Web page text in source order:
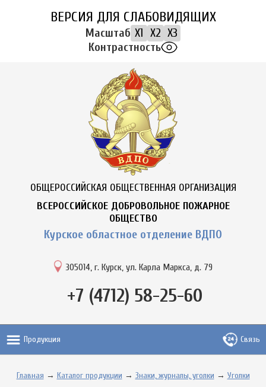
ВЕРСИЯ ДЛЯ СЛАБОВИДЯЩИХ
Масштаб X1 X2 X3
Контрастность
ОБЩЕРОССИЙСКАЯ ОБЩЕСТВЕННАЯ ОРГАНИЗАЦИЯ
ВСЕРОССИЙСКОЕ ДОБРОВОЛЬНОЕ ПОЖАРНОЕ
ОБЩЕСТВО
Курское областное отделение ВДПО
305014, г. Курск, ул. Карла Маркса, д. 79
+7 (4712) 58-25-60
Продукция Связь
Главная → Каталог продукции → Знаки, журналы, уголки → Уголки